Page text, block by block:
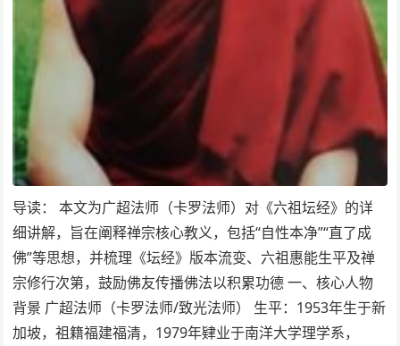
导读： 本文为广超法师（卡罗法师）对《六祖坛经》的详
细讲解，旨在阐释禅宗核心教义，包括“自性本净”“直了成
佛”等思想，并梳理《坛经》版本流变、六祖惠能生平及禅
宗修行次第，鼓励佛友传播佛法以积累功德 一、核心人物
背景 广超法师（卡罗法师/致光法师） 生平：1953年生于新
加坡，祖籍福建福清，1979年肄业于南洋大学理学系，